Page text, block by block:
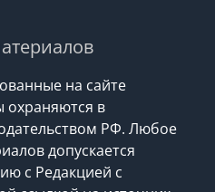
на сайте
охраняются в
РФ. Любое
допускается
с Редакцией с